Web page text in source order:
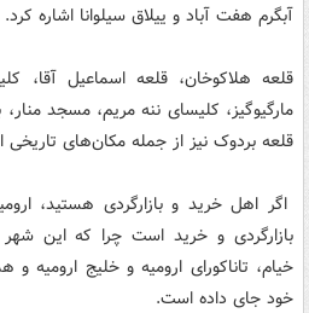
آبگرم هفت آباد و ییلاق سیلوانا اشاره کرد.
قلعه هلاکوخان، قلعه اسماعیل آقا،
مارگیوگیز، کلیسای ننه مریم، مسجد
قلعه بردوک نیز از جمله مکان‌های
اگر اهل خرید و بازارگردی هستید،
بازارگردی و خرید است چرا که این شهر
خیام، تاناکورای ارومیه و خلیج ارومیه
خود جای داده است.